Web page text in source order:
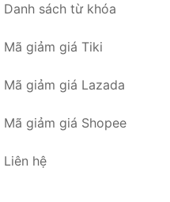
Danh sách từ khóa
Mã giảm giá Tiki
Mã giảm giá Lazada
Mã giảm giá Shopee
Liên hệ